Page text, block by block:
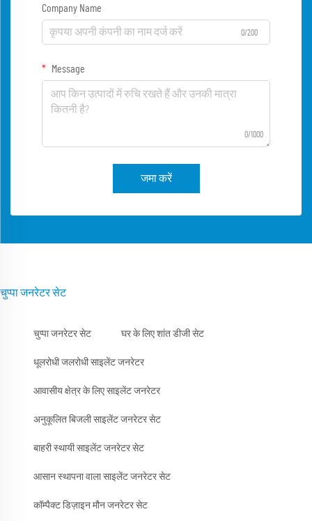
Company Name
0/200
Message
0/1000
जमा करें
चुप्पा जनरेटर सेट
चुप्पा जनरेटर सेट घर के लिए शांत डीजी सेट
धूलरोधी जलरोधी साइलेंट जनरेटर
आवासीय क्षेत्र के लिए साइलेंट जनरेटर
अनुकूलित बिजली साइलेंट जनरेटर सेट
बाहरी स्थायी साइलेंट जनरेटर सेट
आसान स्थापना वाला साइलेंट जनरेटर सेट
कॉम्पैक्ट डिज़ाइन मौन जनरेटर सेट